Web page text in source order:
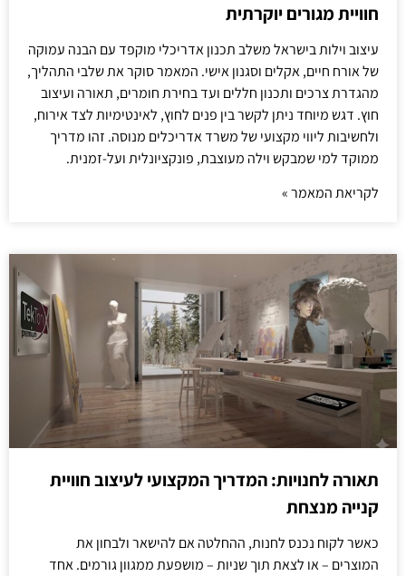
חוויית מגורים יוקרתית
עיצוב וילות בישראל משלב תכנון אדריכלי מוקפד עם הבנה עמוקה
של אורח חיים, אקלים וסגנון אישי. המאמר סוקר את שלבי התהליך,
מהגדרת צרכים ותכנון חללים ועד בחירת חומרים, תאורה ועיצוב
חוץ. דגש מיוחד ניתן לקשר בין פנים לחוץ, לאינטימיות לצד אירוח,
ולחשיבות ליווי מקצועי של משרד אדריכלים מנוסה. זהו מדריך
ממוקד למי שמבקש וילה מעוצבת, פונקציונלית ועל-זמנית.
לקריאת המאמר »
תאורה לחנויות: המדריך המקצועי לעיצוב חוויית
קנייה מנצחת
כאשר לקוח נכנס לחנות, ההחלטה אם להישאר ולבחון את
המוצרים – או לצאת תוך שניות – מושפעת ממגוון גורמים. אחד